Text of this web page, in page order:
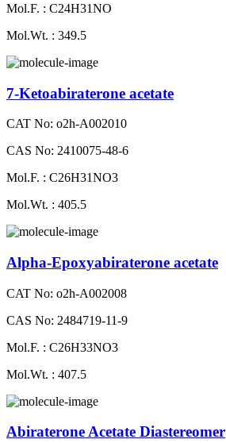
Mol.F. : C24H31NO
Mol.Wt. : 349.5
7-Ketoabiraterone acetate
CAT No: o2h-A002010
CAS No: 2410075-48-6
Mol.F. : C26H31NO3
Mol.Wt. : 405.5
Alpha-Epoxyabiraterone acetate
CAT No: o2h-A002008
CAS No: 2484719-11-9
Mol.F. : C26H33NO3
Mol.Wt. : 407.5
Abiraterone Acetate Diastereomer